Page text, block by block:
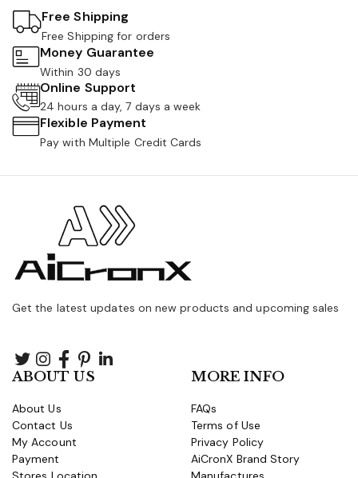
Free Shipping
Free Shipping for orders
Money Guarantee
Within 30 days
Online Support
24 hours a day, 7 days a week
Flexible Payment
Pay with Multiple Credit Cards
Get the latest updates on new products and upcoming sales
ABOUT US
About Us
Contact Us
My Account
Payment
MORE INFO
FAQs
Terms of Use
Privacy Policy
AiCronX Brand Story